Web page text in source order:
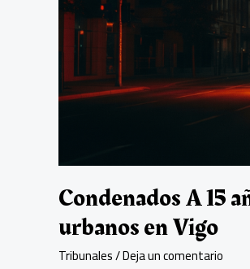
Condenados A 15
urbanos en Vigo
Tribunales/Deja un comentario